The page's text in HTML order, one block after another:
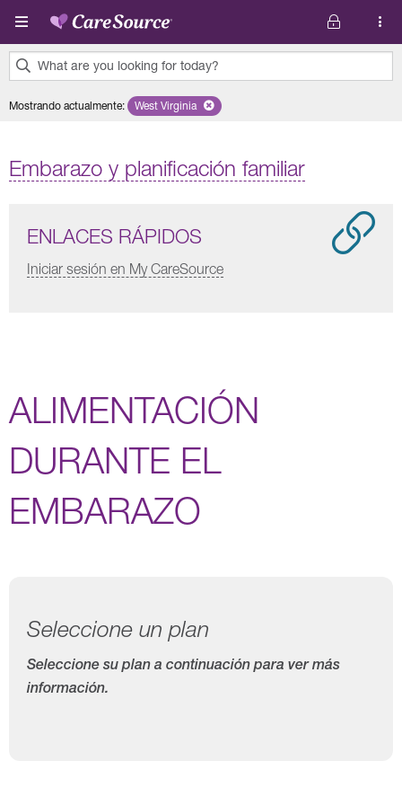
Pasar al contenido principal
What are you looking for today?
results
Mostrando actualmente: Remove selected state 'West Virginia'
West Virginia
Embarazo y planificación familiar
ENLACES RÁPIDOS
Iniciar sesión en My CareSource
ALIMENTACIÓN
DURANTE EL
EMBARAZO
Seleccione un plan
Seleccione su plan a continuación para ver más
información.